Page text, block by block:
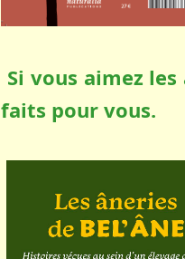
Si vous aimez
faits pour vous.